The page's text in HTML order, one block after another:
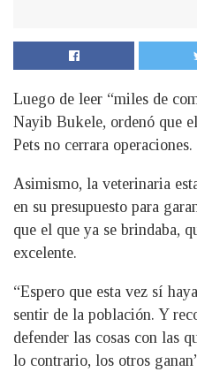
Luego de leer “miles de
Nayib Bukele, ordenó que
Pets no cerrara operaciones.
Asimismo, la veterinaria
en su presupuesto para
que el que ya se brindaba,
excelente.
“Espero que esta vez sí
sentir de la población. Y
defender las cosas con las
lo contrario, los otros